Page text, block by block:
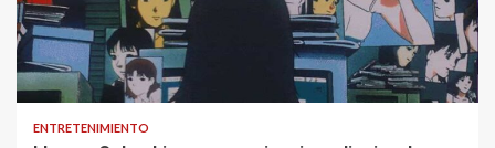
ENTRETENIMIENTO